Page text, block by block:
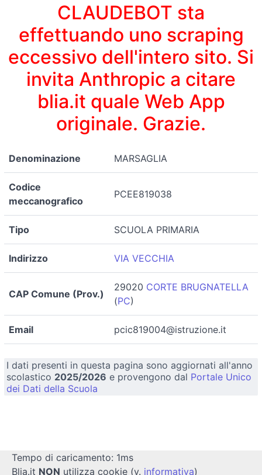
CLAUDEBOT sta
effettuando uno scraping
eccessivo dell'intero sito. Si
invita Anthropic a citare
blia.it quale Web App
originale. Grazie.
Denominazione MARSAGLIA
Codice
meccanografico
PCEE819038
Tipo SCUOLA PRIMARIA
Indirizzo VIA VECCHIA
CAP Comune (Prov.)
29020 CORTE BRUGNATELLA
(PC)
Email pcic819004@istruzione.it
I dati presenti in questa pagina sono aggiornati all'anno
scolastico 2025/2026 e provengono dal Portale Unico
dei Dati della Scuola
Tempo di caricamento: 1ms
Blia.it NON utilizza cookie (v. informativa)